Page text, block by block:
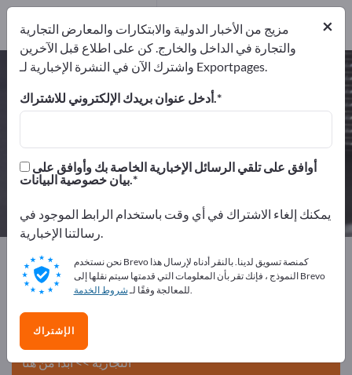
أجزاء منحنية – اعثر على الشركات
المصنعة والموردين
موزعون
من المصنعين8
موزعون 1
Exportpages المكونات/الأجزاء
أجزاء البيع
أجزاء منحنية
الاحتياجات – العروض – السلع المستعملة – جهات الاتصال
التجارية >> ابدأ من هنا
×
مزيج من الأخبار الدولية والابتكارات والمعارض التجارية
والتجارة في الداخل والخارج. كن على اطلاع قبل الآخرين
واشترك الآن في النشرة الإخبارية لـ Exportpages.
أدخل عنوان بريدك الإلكتروني للاشتراك.
بيان خصوصية البيانات.
يمكنك إلغاء الاشتراك في أي وقت باستخدام الرابط الموجود في
رسالتنا الإخبارية.
نحن نستخدم Brevo كمنصة تسويق لدينا. بالنقر أدناه لإرسال هذا
النموذج ، فإنك تقر بأن المعلومات التي قدمتها سيتم نقلها إلى Brevo
للمعالجة وفقًا لـشروط الخدمة .
الإشتراك